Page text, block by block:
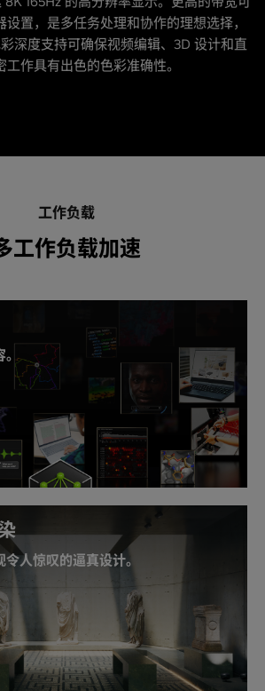
置，是多任务处理和协作的理想选择，
深度支持可确保视频编辑、3D 设计和直
工作具有出色的色彩准确性。
工作负载
工作负载加速
。
无与伦比的生产力和创造力。RTX
AI 增强的工作流
，并使专业人员能够
构想桌面端电脑可能实现的效果。
的生成式 AI 解决方案
人惊叹的逼真设计。
经图形的 RTX 功能，释放强劲的 3D
4 实现增强的性能和视觉保真度，以
创意变为现实。
技术